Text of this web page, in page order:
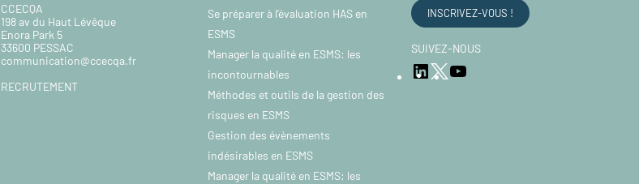
CCECQA
198 av du Haut Lévêque
Enora Park 5
33600 PESSAC
communication@ccecqa.fr
RECRUTEMENT
Se préparer à l’évaluation HAS en
ESMS
Manager la qualité en ESMS: les
incontournables
Méthodes et outils de la gestion des
risques en ESMS
Gestion des évènements
indésirables en ESMS
Manager la qualité en ESMS: les
INSCRIVEZ-VOUS !
SUIVEZ-NOUS
LinkedIn
Twitter